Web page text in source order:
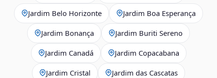
Jardim Belo Horizonte Jardim Boa Esperança
Jardim Bonança Jardim Buriti Sereno
Jardim Canadá Jardim Copacabana
Jardim Cristal Jardim das Cascatas